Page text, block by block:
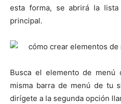
esta forma, se abrirá la
principal.
Busca el elemento de menú
misma barra de menú de tu
dirígete a la segunda opción